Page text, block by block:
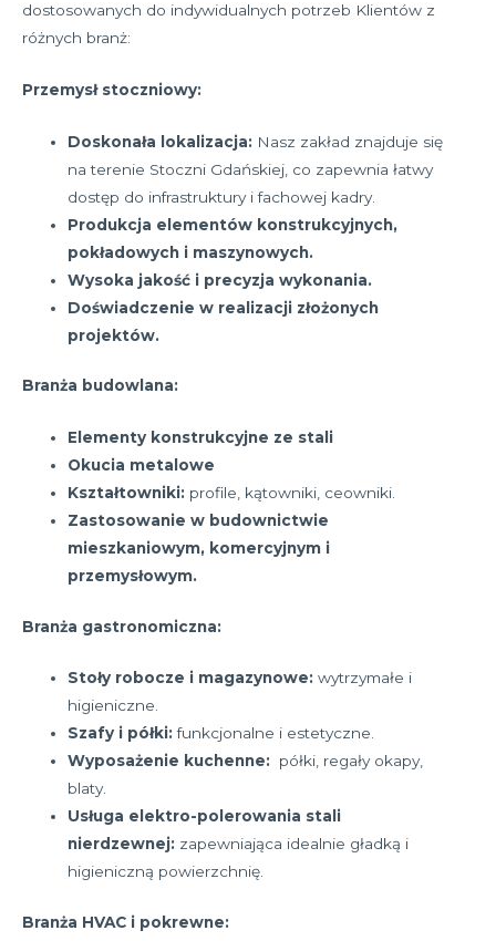
dostosowanych do indywidualnych potrzeb Klientów z
różnych branż:
Przemysł stoczniowy:
Doskonała lokalizacja: Nasz zakład znajduje się
na terenie Stoczni Gdańskiej, co zapewnia łatwy
dostęp do infrastruktury i fachowej kadry.
Produkcja elementów konstrukcyjnych,
pokładowych i maszynowych.
Wysoka jakość i precyzja wykonania.
Doświadczenie w realizacji złożonych
projektów.
Branża budowlana:
Elementy konstrukcyjne ze stali
Okucia metalowe
Kształtowniki: profile, kątowniki, ceowniki.
Zastosowanie w budownictwie
mieszkaniowym, komercyjnym i
przemysłowym.
Branża gastronomiczna:
Stoły robocze i magazynowe: wytrzymałe i
higieniczne.
Szafy i półki: funkcjonalne i estetyczne.
Wyposażenie kuchenne: półki, regały okapy,
blaty.
Usługa elektro-polerowania stali
nierdzewnej: zapewniająca idealnie gładką i
higieniczną powierzchnię.
Branża HVAC i pokrewne: